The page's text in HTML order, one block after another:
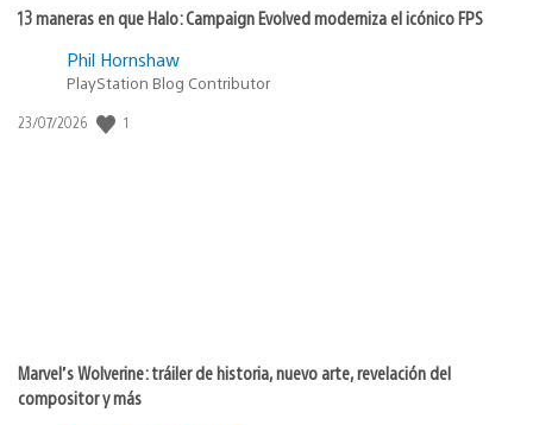
13 maneras en que Halo: Campaign Evolved moderniza el icónico FPS
Phil Hornshaw
PlayStation Blog Contributor
Fecha
23/07/2026 1
Marvel’s Wolverine: tráiler de historia, nuevo arte, revelación del
compositor y más